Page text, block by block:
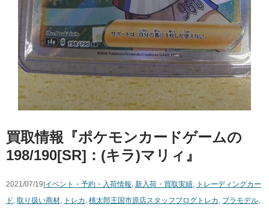
買取情報『ポケモンカードゲームの
198/190[SR]：(キラ)マリィ』
2021/07/19| イベント・予約・入荷情報, 新入荷・買取実績, トレーディングカー
ド, 取り扱い商材, トレカ , 桃太郎王国市原店スタッフブログ トレカ , プラモデル,